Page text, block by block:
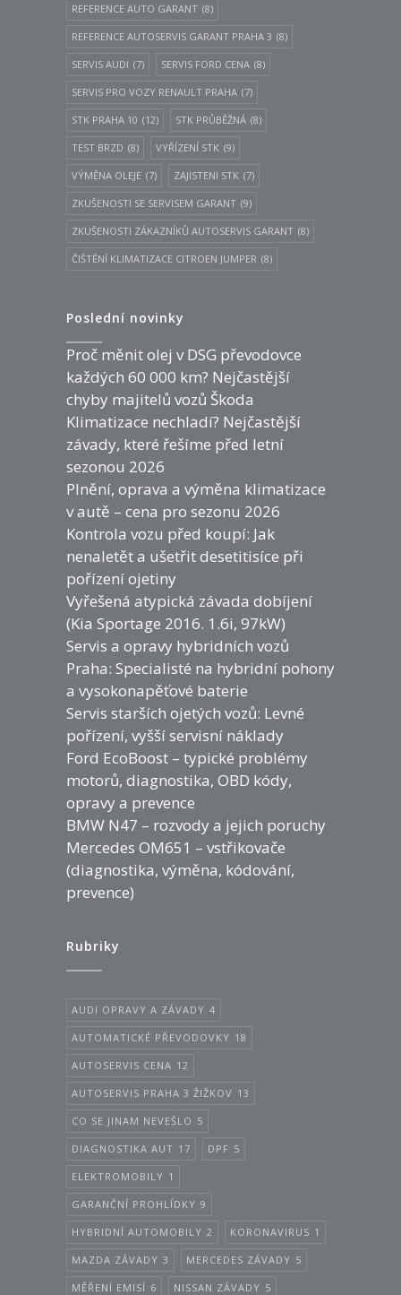
REFERENCE AUTO GARANT (8)
REFERENCE AUTOSERVIS GARANT PRAHA 3 (8)
SERVIS AUDI (7) SERVIS FORD CENA (8)
SERVIS PRO VOZY RENAULT PRAHA (7)
STK PRAHA 10 (12) STK PRŮBĚŽNÁ (8)
TEST BRZD (8) VYŘÍZENÍ STK (9)
VÝMĚNA OLEJE (7) ZAJISTENI STK (7)
ZKUŠENOSTI SE SERVISEM GARANT (9)
ZKUŠENOSTI ZÁKAZNÍKŮ AUTOSERVIS GARANT (8)
ČIŠTĚNÍ KLIMATIZACE CITROEN JUMPER (8)
Poslední novinky
Proč měnit olej v DSG převodovce
každých 60 000 km? Nejčastější
chyby majitelů vozů Škoda
Klimatizace nechladí? Nejčastější
závady, které řešíme před letní
sezonou 2026
Plnění, oprava a výměna klimatizace
v autě – cena pro sezonu 2026
Kontrola vozu před koupí: Jak
nenaletět a ušetřit desetitisíce při
pořízení ojetiny
Vyřešená atypická závada dobíjení
(Kia Sportage 2016. 1.6i, 97kW)
Servis a opravy hybridních vozů
Praha: Specialisté na hybridní pohony
a vysokonapěťové baterie
Servis starších ojetých vozů: Levné
pořízení, vyšší servisní náklady
Ford EcoBoost – typické problémy
motorů, diagnostika, OBD kódy,
opravy a prevence
BMW N47 – rozvody a jejich poruchy
Mercedes OM651 – vstřikovače
(diagnostika, výměna, kódování,
prevence)
Rubriky
AUDI OPRAVY A ZÁVADY 4
AUTOMATICKÉ PŘEVODOVKY 18
AUTOSERVIS CENA 12
AUTOSERVIS PRAHA 3 ŽIŽKOV 13
CO SE JINAM NEVEŠLO 5
DIAGNOSTIKA AUT 17 DPF 5
ELEKTROMOBILY 1
GARANČNÍ PROHLÍDKY 9
HYBRIDNÍ AUTOMOBILY 2 KORONAVIRUS 1
MAZDA ZÁVADY 3 MERCEDES ZÁVADY 5
MĚŘENÍ EMISÍ 6 NISSAN ZÁVADY 5